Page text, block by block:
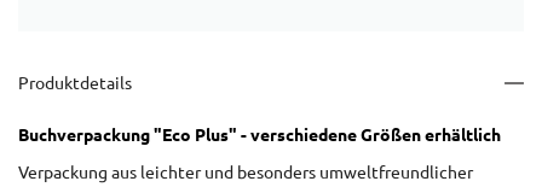
Produktdetails
Buchverpackung "Eco Plus" - verschiedene Größen erhältlich
Verpackung aus leichter und besonders umweltfreundlicher